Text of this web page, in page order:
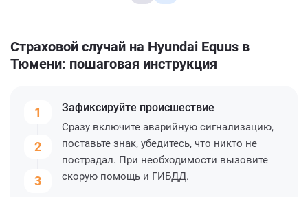
Страховой случай на Hyundai Equus в
Тюмени: пошаговая инструкция
1
2
3
Зафиксируйте происшествие
Сразу включите аварийную сигнализацию,
поставьте знак, убедитесь, что никто не
пострадал. При необходимости вызовите
скорую помощь и ГИБДД.